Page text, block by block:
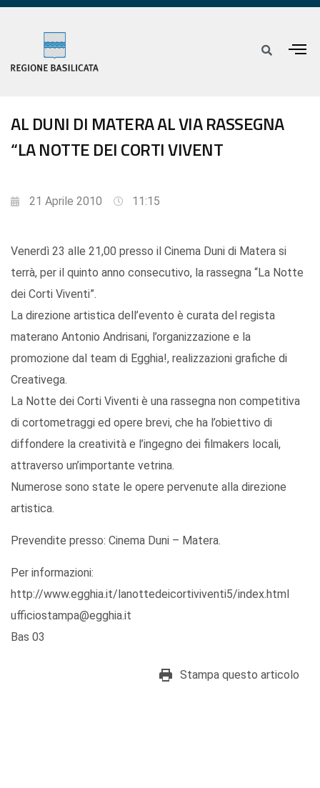
AL DUNI DI MATERA AL VIA RASSEGNA
“LA NOTTE DEI CORTI VIVENT
21 Aprile 2010 11:15
Venerdì 23 alle 21,00 presso il Cinema Duni di Matera si
terrà, per il quinto anno consecutivo, la rassegna “La Notte
dei Corti Viventi”.
La direzione artistica dell’evento è curata del regista
materano Antonio Andrisani, l’organizzazione e la
promozione dal team di Egghia!, realizzazioni grafiche di
Creativega.
La Notte dei Corti Viventi è una rassegna non competitiva
di cortometraggi ed opere brevi, che ha l’obiettivo di
diffondere la creatività e l’ingegno dei filmakers locali,
attraverso un’importante vetrina.
Numerose sono state le opere pervenute alla direzione
artistica.
Prevendite presso: Cinema Duni – Matera.
Per informazioni:
http://www.egghia.it/lanottedeicortiviventi5/index.html
ufficiostampa@egghia.it
Bas 03
Stampa questo articolo